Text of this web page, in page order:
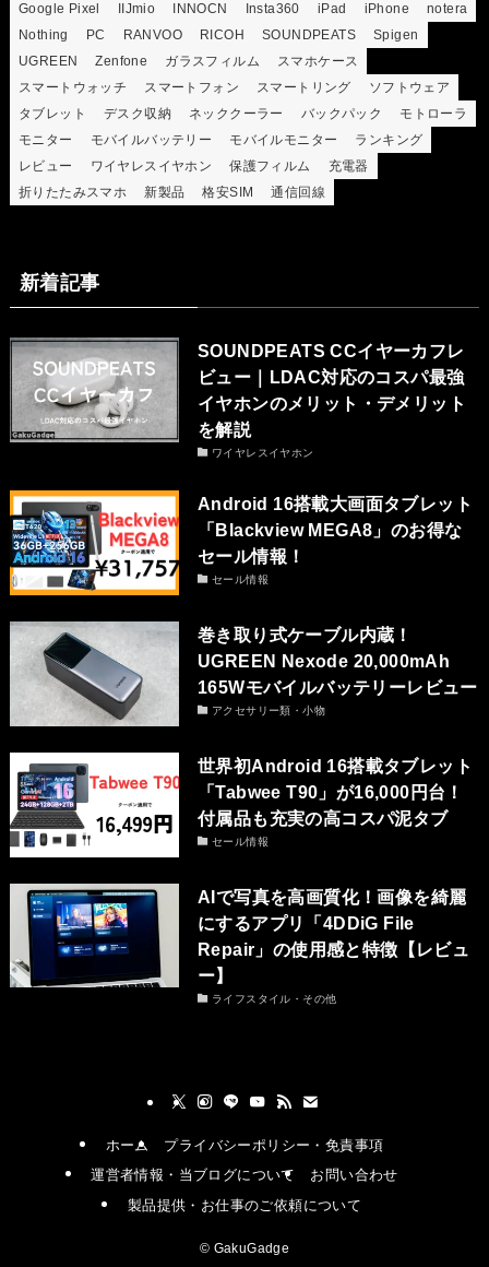
Google Pixel
IIJmio INNOCN Insta360 iPad iPhone
notera
Nothing
PC RANVOO RICOH SOUNDPEATS
Spigen
UGREEN
Zenfone ガラスフィルム
スマホケース
スマートウォッチ
スマートフォン スマートリング
ソフトウェア
タブレット
デスク収納 ネッククーラー バックパック
モトローラ
モニター
モバイルバッテリー モバイルモニター
ランキング
レビュー
ワイヤレスイヤホン 保護フィルム
充電器
折りたたみスマホ
新製品 格安SIM 通信回線
新着記事
SOUNDPEATS CCイヤーカフレ
ビュー｜LDAC対応のコスパ最強
イヤホンのメリット・デメリット
を解説
ワイヤレスイヤホン
Android 16搭載大画面タブレット
「Blackview MEGA8」のお得な
セール情報！
セール情報
巻き取り式ケーブル内蔵！
UGREEN Nexode 20,000mAh
165Wモバイルバッテリーレビュー
アクセサリー類・小物
世界初Android 16搭載タブレット
「Tabwee T90」が16,000円台！
付属品も充実の高コスパ泥タブ
セール情報
AIで写真を高画質化！画像を綺麗
にするアプリ「4DDiG File
Repair」の使用感と特徴【レビュ
ー】
ライフスタイル・その他
ホーム
プライバシーポリシー・免責事項
運営者情報・当ブログについて
お問い合わせ
製品提供・お仕事のご依頼について
© GakuGadge